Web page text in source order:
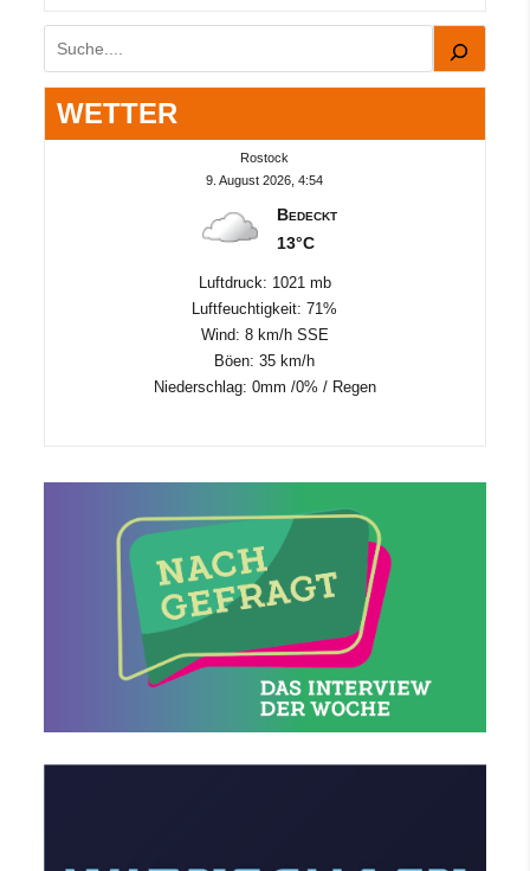
Suchen
WETTER
Rostock
9. August 2026, 4:54
Bedeckt
13°C
Luftdruck: 1021 mb
Luftfeuchtigkeit: 71%
Wind: 8 km/h SSE
Böen: 35 km/h
Niederschlag: 0mm /0% / Regen